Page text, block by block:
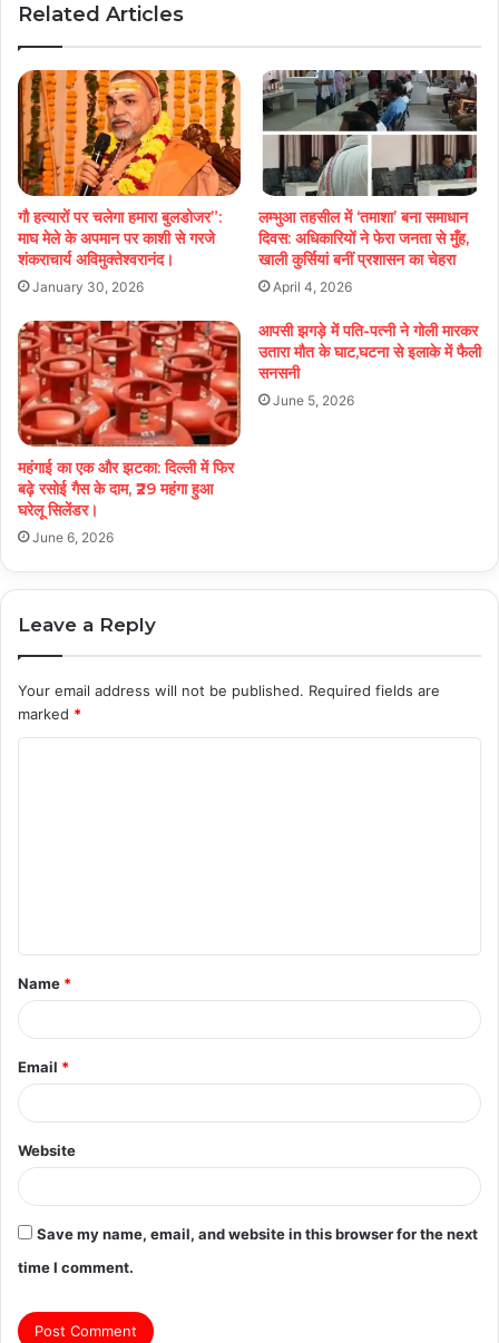
Related Articles
गौ हत्यारों पर चलेगा हमारा बुलडोजर”:
माघ मेले के अपमान पर काशी से गरजे
शंकराचार्य अविमुक्तेश्वरानंद।
January 30, 2026
लम्भुआ तहसील में ‘तमाशा’ बना समाधान
दिवस: अधिकारियों ने फेरा जनता से मुँह,
खाली कुर्सियां बनीं प्रशासन का चेहरा
April 4, 2026
महंगाई का एक और झटका: दिल्ली में फिर
बढ़े रसोई गैस के दाम, ₹29 महंगा हुआ
घरेलू सिलेंडर।
June 6, 2026
आपसी झगड़े में पति-पत्नी ने गोली मारकर
उतारा मौत के घाट,घटना से इलाके में फैली
सनसनी
June 5, 2026
Leave a Reply
Your email address will not be published. Required fields are
marked *
t
*
Name *
Email *
Website
Save my name, email, and website in this browser for the next
time I comment.